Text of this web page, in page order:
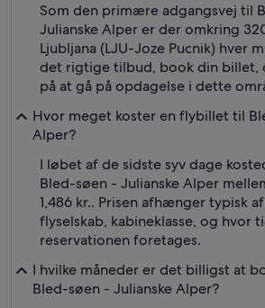
Som den primære adgangsvej til
Julianske Alper er der omkring
Ljubljana (LJU-Joze Pucnik) hver
det rigtige tilbud, book din billet,
på at gå på opdagelse i dette
Hvor meget koster en flybillet til
Alper?
I løbet af de sidste syv dage
Bled-søen - Julianske Alper
1,486 kr.. Prisen afhænger typisk
flyselskab, kabineklasse, og hvor
reservationen foretages.
I hvilke måneder er det billigst at
Bled-søen - Julianske Alper?